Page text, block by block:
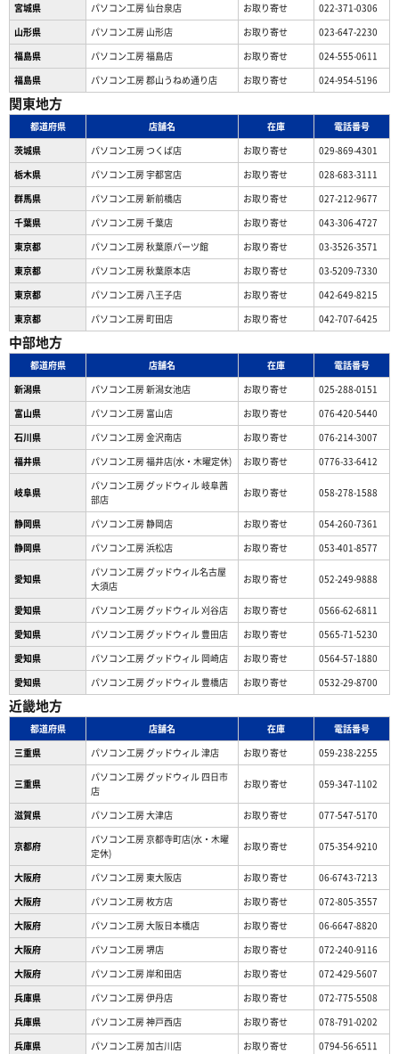
宮城県
パソコン工房 仙台泉店 お取り寄せ
022-371-0306
山形県
パソコン工房 山形店 お取り寄せ
023-647-2230
福島県
パソコン工房 福島店 お取り寄せ
024-555-0611
福島県
パソコン工房 郡山うねめ通り店 お取り寄せ 024-954-5196
関東地方
都道府県 店舗名 在庫
電話番号
茨城県
パソコン工房 つくば店 お取り寄せ
029-869-4301
栃木県
パソコン工房 宇都宮店 お取り寄せ
028-683-3111
群馬県
パソコン工房 新前橋店 お取り寄せ
027-212-9677
千葉県
パソコン工房 千葉店 お取り寄せ
043-306-4727
東京都
パソコン工房 秋葉原パーツ館 お取り寄せ
03-3526-3571
東京都
パソコン工房 秋葉原本店 お取り寄せ
03-5209-7330
東京都
パソコン工房 八王子店 お取り寄せ
042-649-8215
東京都
パソコン工房 町田店 お取り寄せ 042-707-6425
中部地方
都道府県 店舗名 在庫
電話番号
新潟県
パソコン工房 新潟女池店 お取り寄せ
025-288-0151
富山県
パソコン工房 富山店 お取り寄せ
076-420-5440
石川県
パソコン工房 金沢南店 お取り寄せ
076-214-3007
福井県
パソコン工房 福井店(水・木曜定休) お取り寄せ 0776-33-6412
岐阜県
パソコン工房 グッドウィル 岐阜茜
部店
お取り寄せ 058-278-1588
静岡県 パソコン工房 静岡店 お取り寄せ
054-260-7361
静岡県
パソコン工房 浜松店 お取り寄せ 053-401-8577
愛知県
パソコン工房 グッドウィル名古屋
大須店
お取り寄せ 052-249-9888
愛知県 パソコン工房 グッドウィル 刈谷店 お取り寄せ
0566-62-6811
愛知県
パソコン工房 グッドウィル 豊田店 お取り寄せ
0565-71-5230
愛知県
パソコン工房 グッドウィル 岡崎店 お取り寄せ
0564-57-1880
愛知県
パソコン工房 グッドウィル 豊橋店 お取り寄せ 0532-29-8700
近畿地方
都道府県 店舗名 在庫
電話番号
三重県
パソコン工房 グッドウィル 津店 お取り寄せ 059-238-2255
三重県
パソコン工房 グッドウィル 四日市
店
お取り寄せ 059-347-1102
滋賀県 パソコン工房 大津店 お取り寄せ 077-547-5170
京都府
パソコン工房 京都寺町店(水・木曜
定休)
お取り寄せ 075-354-9210
大阪府 パソコン工房 東大阪店 お取り寄せ
06-6743-7213
大阪府
パソコン工房 枚方店 お取り寄せ
072-805-3557
大阪府
パソコン工房 大阪日本橋店 お取り寄せ
06-6647-8820
大阪府
パソコン工房 堺店 お取り寄せ
072-240-9116
大阪府
パソコン工房 岸和田店 お取り寄せ
072-429-5607
兵庫県
パソコン工房 伊丹店 お取り寄せ
072-775-5508
兵庫県
パソコン工房 神戸西店 お取り寄せ
078-791-0202
兵庫県
パソコン工房 加古川店 お取り寄せ
0794-56-6511